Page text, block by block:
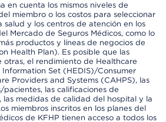
en cuenta los mismos niveles de
miembro o los costos para seleccionar
salud y los centros de atención en los
Mercado de Seguros Médicos, como lo
productos y líneas de negocios de
Health Plan). Es posible que las
otras, el rendimiento de Healthcare
Set (HEDIS)/Consumer
Providers and Systems (CAHPS), las
las calificaciones de
medidas de calidad del hospital y la
miembros inscritos en los planes del
de KFHP tienen acceso a todos los